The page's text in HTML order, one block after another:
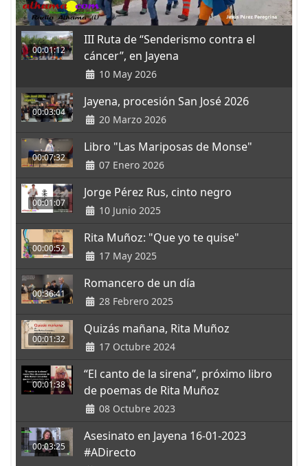
00:01:12
III Ruta de “Senderismo contra el
cáncer”, en Jayena
10 May 2026
00:03:04
Jayena, procesión San José 2026
20 Marzo 2026
00:07:32
Libro "Las Mariposas de Monse"
07 Enero 2026
00:01:07
Jorge Pérez Rus, cinto negro
10 Junio 2025
00:00:52
Rita Muñoz: "Que yo te quise"
17 May 2025
00:36:41
Romancero de un día
28 Febrero 2025
00:01:32
Quizás mañana, Rita Muñoz
17 Octubre 2024
00:01:38
“El canto de la sirena”, próximo libro
de poemas de Rita Muñoz
08 Octubre 2023
00:03:25
Asesinato en Jayena 16-01-2023
#ADirecto